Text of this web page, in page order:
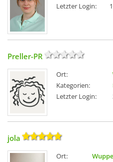
Letzter Login:
Preller-PR
Ort:
Kategorien:
Letzter Login:
jola
Ort: